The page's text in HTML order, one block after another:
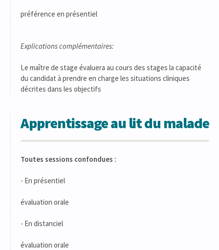
préférence en présentiel
Explications complémentaires:
Le maître de stage évaluera au cours des stages la capacité
du candidat à prendre en charge les situations cliniques
décrites dans les objectifs
Apprentissage au lit du malade
Toutes sessions confondues :
- En présentiel
évaluation orale
- En distanciel
évaluation orale